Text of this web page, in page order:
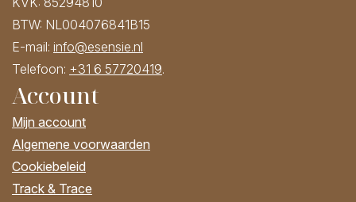
BTW: NL004076841B15
E-mail: info@esensie.nl
Telefoon: +31 6 57720419.
Account
Mijn account
Algemene voorwaarden
Cookiebeleid
Track & Trace